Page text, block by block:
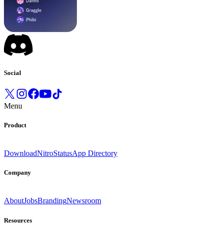
Social
Menu
Product
DownloadNitroStatusApp Directory
Company
AboutJobsBrandingNewsroom
Resources